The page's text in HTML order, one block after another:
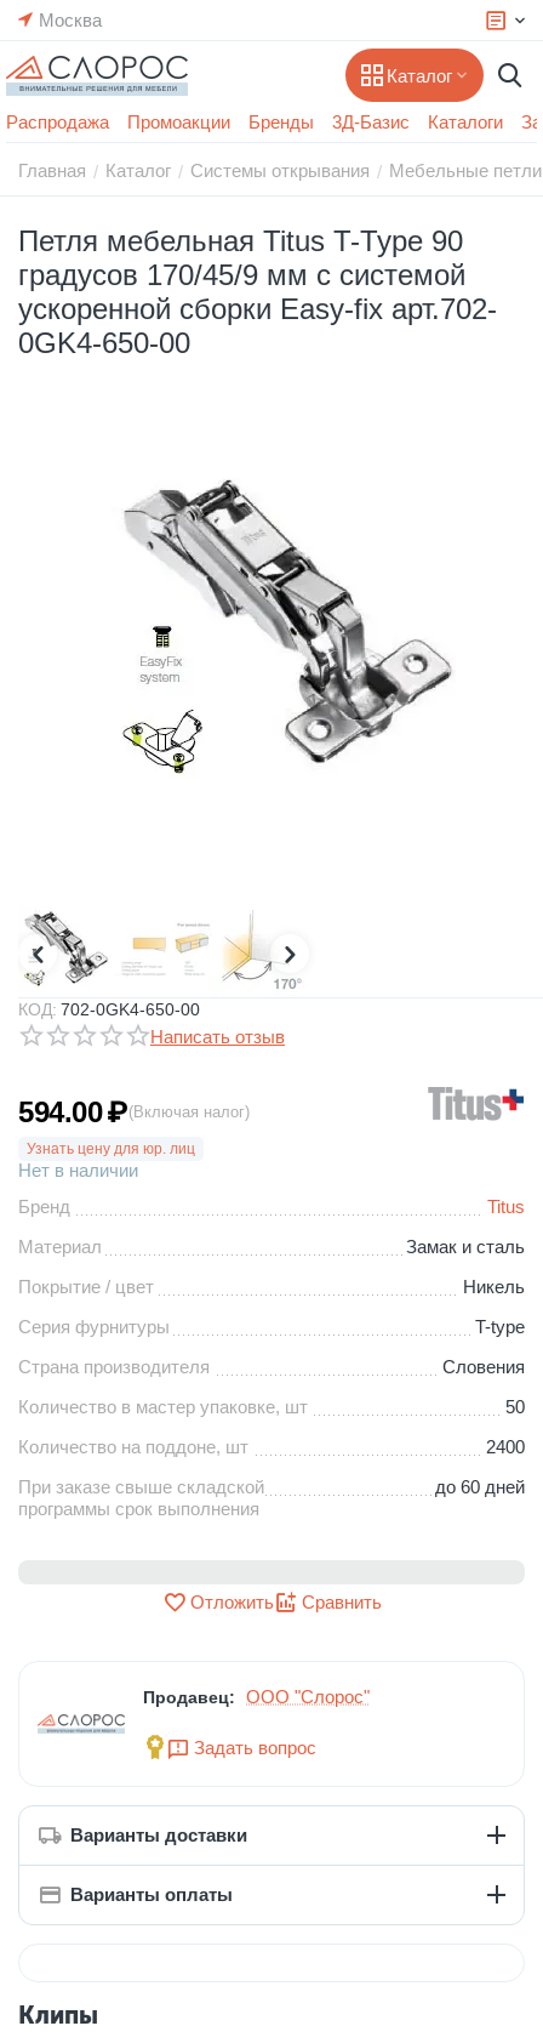
Москва
Каталог
Распродажа Промоакции Бренды 3Д-Базис Каталоги
Главная / Каталог / Системы открывания / Мебельные петли
Петля мебельная Titus T-Type 90
градусов 170/45/9 мм с cистемой
ускоренной сборки Easy-fix арт.702-
0GK4-650-00
КОД: 702-0GK4-650-00
Написать отзыв
594.00₽(Включая налог)
Узнать цену для юр. лиц
Нет в наличии
Бренд
Titus
Материал
Замак и сталь
Покрытие / цвет
Никель
Серия фурнитуры
T-type
Страна производителя
Словения
Количество в мастер упаковке, шт
50
Количество на поддоне, шт
2400
При заказе свыше складской
программы срок выполнения
до 60 дней
Отложить Сравнить
Продавец: ООО "Слорос"
Задать вопрос
Варианты доставки
Варианты оплаты
Клипы